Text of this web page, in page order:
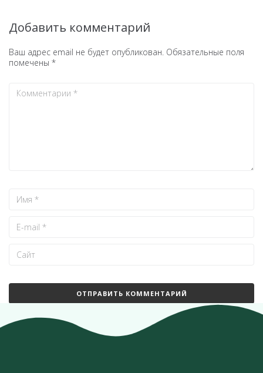
Добавить комментарий
Ваш адрес email не будет опубликован. Обязательные поля
помечены *